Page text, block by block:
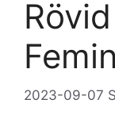
2023-09-07